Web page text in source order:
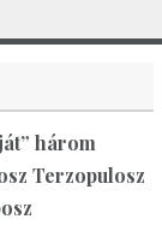
három
Terzopulosz